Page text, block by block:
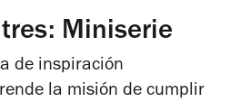
Miniserie
de inspiración
la misión de cumplir